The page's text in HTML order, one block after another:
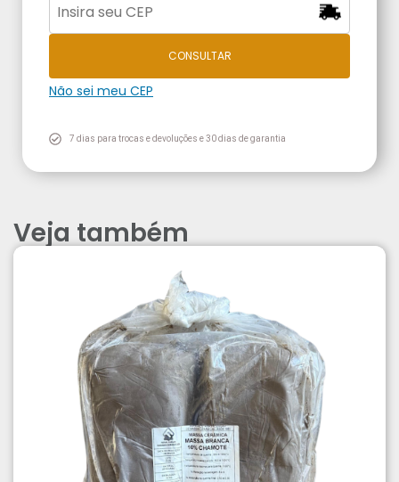
CONSULTAR
Não sei meu CEP
7 dias para trocas e devoluções e 30 dias de garantia
Veja também